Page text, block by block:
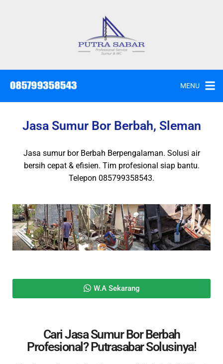
MENU
Jasa Sumur Bor Berbah, Sleman
Jasa sumur bor Berbah Berpengalaman. Solusi air
bersih cepat & efisien. Tim profesional siap bantu.
Telepon 085799358543.
W.A Sekarang
Cari Jasa Sumur Bor Berbah
Profesional? Putrasabar Solusinya!